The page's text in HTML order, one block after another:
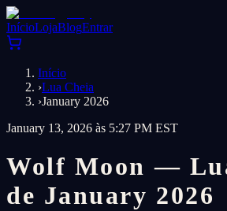
InícioLojaBlogEntrar
Início
›Lua Cheia
›January 2026
January 13, 2026 às 5:27 PM EST
Wolf Moon —
de January 2026